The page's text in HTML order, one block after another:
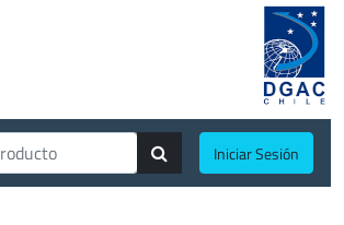
Iniciar Sesión